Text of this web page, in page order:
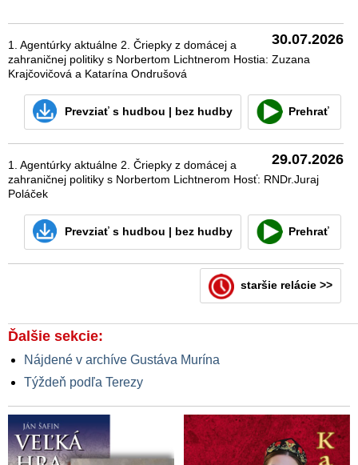
30.07.2026
1. Agentúrky aktuálne 2. Čriepky z domácej a
zahraničnej politiky s Norbertom Lichtnerom Hostia: Zuzana
Krajčovičová a Katarína Ondrušová
Prevziať s hudbou | bez hudby Prehrať
29.07.2026
1. Agentúrky aktuálne 2. Čriepky z domácej a
zahraničnej politiky s Norbertom Lichtnerom Hosť: RNDr.Juraj
Poláček
Prevziať s hudbou | bez hudby Prehrať
staršie relácie >>
Ďalšie sekcie:
Nájdené v archíve Gustáva Murína
Týždeň podľa Terezy